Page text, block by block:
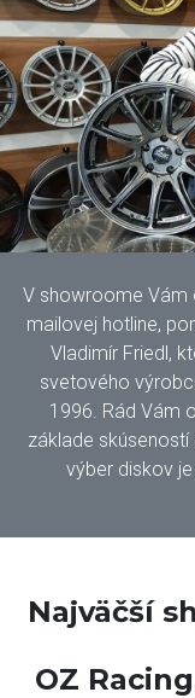
V showroome Vám
mailovej hotline,
Vladimír Friedl,
svetového
1996. Rád Vám
základe
výber diskov
Najväčší
OZ